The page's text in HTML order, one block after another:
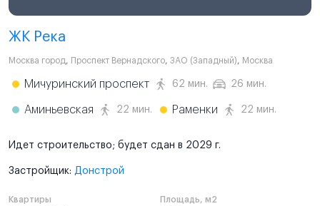
ЖК Река
Москва город, Проспект Вернадского, ЗАО (Западный), Москва
Мичуринский проспект 62 мин. 26 мин.
Аминьевская 22 мин. Раменки 22 мин.
Идет строительство; будет сдан в 2029 г.
Застройщик: Донстрой
Квартиры
Площадь, м2